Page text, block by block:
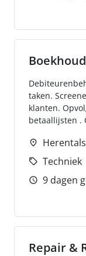
taken.
klanten.
betaallijsten .
Herentals
Techniek
9 dagen
Repair &